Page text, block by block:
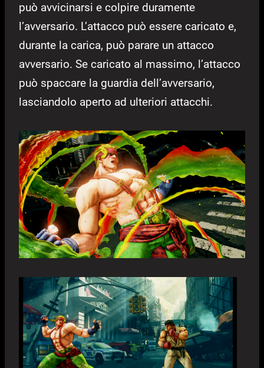
può avvicinarsi e colpire duramente
l’avversario. L’attacco può essere caricato e,
durante la carica, può parare un attacco
avversario. Se caricato al massimo, l’attacco
può spaccare la guardia dell’avversario,
lasciandolo aperto ad ulteriori attacchi.